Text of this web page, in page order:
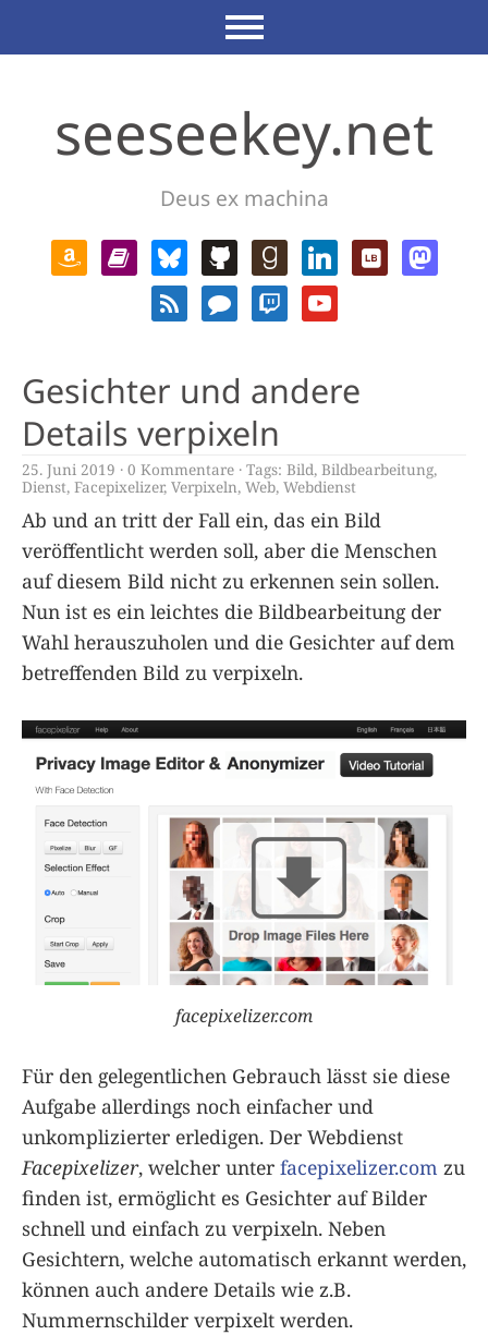
seeseekey.net
Deus ex machina
Gesichter und andere
Details verpixeln
25. Juni 2019 0 Kommentare Tags: Bild, Bildbearbeitung,
Dienst, Facepixelizer, Verpixeln, Web, Webdienst
Ab und an tritt der Fall ein, das ein Bild
veröffentlicht werden soll, aber die Menschen
auf diesem Bild nicht zu erkennen sein sollen.
Nun ist es ein leichtes die Bildbearbeitung der
Wahl herauszuholen und die Gesichter auf dem
betreffenden Bild zu verpixeln.
facepixelizer.com
Für den gelegentlichen Gebrauch lässt sie diese
Aufgabe allerdings noch einfacher und
unkomplizierter erledigen. Der Webdienst
Facepixelizer, welcher unter facepixelizer.com zu
finden ist, ermöglicht es Gesichter auf Bilder
schnell und einfach zu verpixeln. Neben
Gesichtern, welche automatisch erkannt werden,
können auch andere Details wie z.B.
Nummernschilder verpixelt werden.